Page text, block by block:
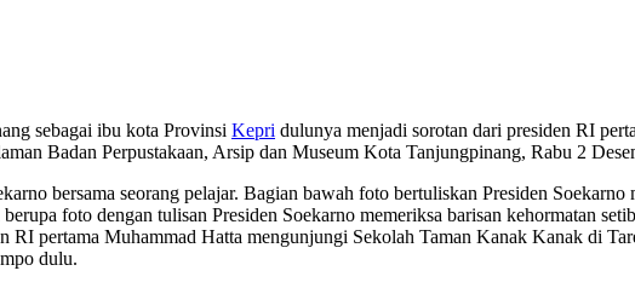
sebagai ibu kota Provinsi Kepri dulunya menjadi sorotan dari presiden RI
Badan Perpustakaan, Arsip dan Museum Kota Tanjungpinang, Rabu 2
bersama seorang pelajar. Bagian bawah foto bertuliskan Presiden
foto dengan tulisan Presiden Soekarno memeriksa barisan kehormatan
pertama Muhammad Hatta mengunjungi Sekolah Taman Kanak Kanak di
dulu.